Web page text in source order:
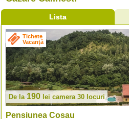
Lista
Tichete
Vacanță
De la 190 lei camera 30 locuri
Pensiunea Cosau